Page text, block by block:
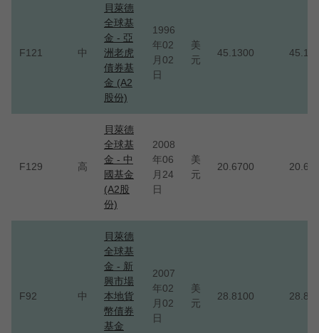
F121 中
貝萊德
全球基
金 - 亞
洲老虎
債券基
金 (A2
股份)
1996
年02
月02
日
美
元
45.1300
F129 高
貝萊德
全球基
金 - 中
國基金
(A2股
份)
2008
年06
月24
日
美
元
20.6700
F92 中
貝萊德
全球基
金 - 新
興市場
本地貨
幣債券
基金
2007
年02
月02
日
美
元
28.8100